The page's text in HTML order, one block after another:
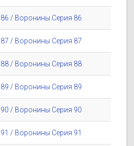
/ Воронины Серия 86
/ Воронины Серия 87
/ Воронины Серия 88
/ Воронины Серия 89
/ Воронины Серия 90
/ Воронины Серия 91